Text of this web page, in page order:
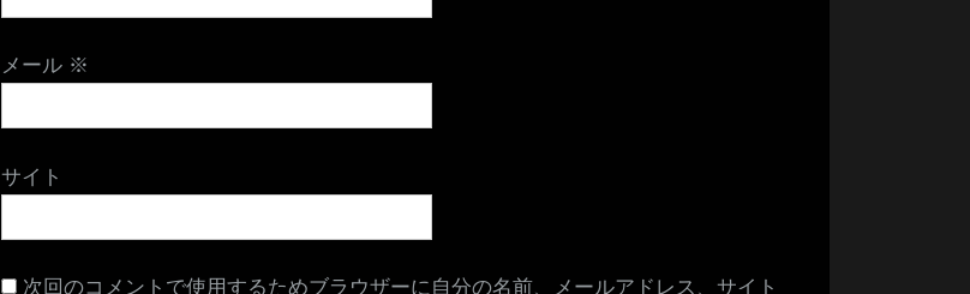
メール ※
サイト
次回のコメントで使用するためブラウザーに自分の名前、メールアドレス、サイト